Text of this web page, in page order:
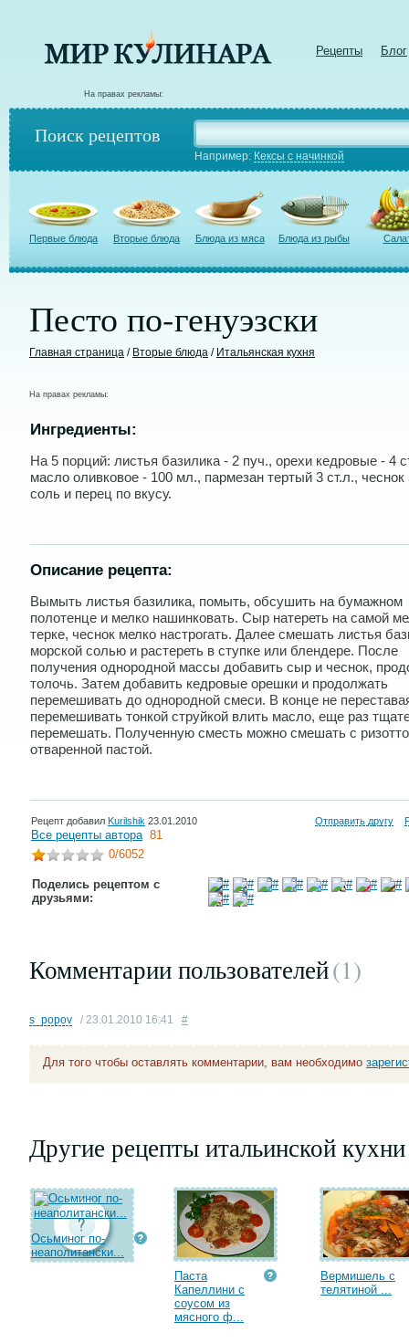
Рецепты Блог
На правах рекламы:
Поиск рецептов
Например: Кексы с начинкой
Первые блюда Вторые блюда Блюда из мяса Блюда из рыбы
Песто по-генуэзски
Главная страница / Вторые блюда / Итальянская кухня
На правах рекламы:
Ингредиенты:
На 5 порций: листья базилика - 2 пуч., орехи кедровые - 4
масло оливковое - 100 мл., пармезан тертый 3 ст.л., чеснок
соль и перец по вкусу.
Описание рецепта:
Вымыть листья базилика, помыть, обсушить на бумажном
полотенце и мелко нашинковать. Сыр натереть на самой
терке, чеснок мелко настрогать. Далее смешать листья
морской солью и растереть в ступке или блендере. После
получения однородной массы добавить сыр и чеснок,
толочь. Затем добавить кедровые орешки и продолжать
перемешивать до однородной смеси. В конце не
перемешивать тонкой струйкой влить масло, еще раз
перемешать. Полученную сместь можно смешать с
отваренной пастой.
Рецепт добавил Kurilshik 23.01.2010 Отправить другу
Все рецепты автора 81
0/6052
Поделись рецептом с
друзьями:
Комментарии пользователей(1)
s_popov / 23.01.2010 16:41 #
Для того чтобы оставлять комментарии, вам необходимо
Другие рецепты итальинской кухни
Осьминог по-
неаполитански...
Паста
Капеллини с
соусом из
мясного ф...
Вермишель с
телятиной ...